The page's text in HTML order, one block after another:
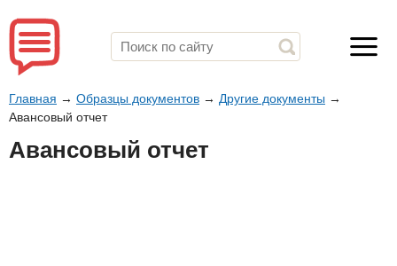
Главная → Образцы документов → Другие документы →
Авансовый отчет
Авансовый отчет